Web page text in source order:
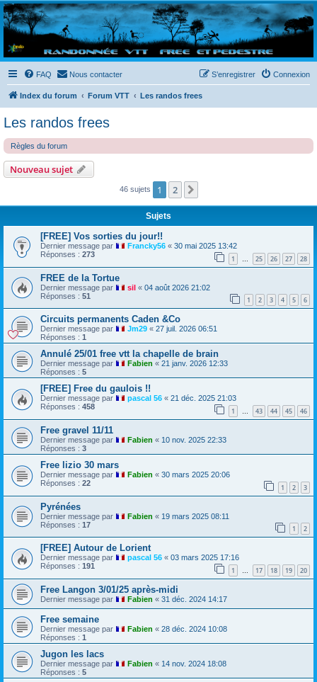
Randovttfree.fr
Bienvenue sur le site des randos vtt et pédestre de Bretagne . Bonne navigation sur le site
et bonnes randos dans l'Ouest !
FAQ Nous contacter Connexion
S’enregistrer
Index du forum Forum VTT Les randos frees
Les randos frees
Règles du forum
Nouveau sujet
46 sujets 1 2
Sujets
[FREE] Vos sorties du jour!!
Dernier message par Francky56 « 30 mai 2025 13:42
Réponses : 273 1 … 25 26 27 28
FREE de la Tortue
Dernier message par sil « 04 août 2026 21:02
Réponses : 51 1 2 3 4 5 6
Circuits permanents Caden &Co
Dernier message par Jm29 « 27 juil. 2026 06:51
Réponses : 1
Annulé 25/01 free vtt la chapelle de brain
Dernier message par Fabien « 21 janv. 2026 12:33
Réponses : 5
[FREE] Free du gaulois !!
Dernier message par pascal 56 « 21 déc. 2025 21:03
Réponses : 458 1 … 43 44 45 46
Free gravel 11/11
Dernier message par Fabien « 10 nov. 2025 22:33
Réponses : 3
Free lizio 30 mars
Dernier message par Fabien « 30 mars 2025 20:06
Réponses : 22 1 2 3
Pyrénées
Dernier message par Fabien « 19 mars 2025 08:11
Réponses : 17 1 2
[FREE] Autour de Lorient
Dernier message par pascal 56 « 03 mars 2025 17:16
Réponses : 191 1 … 17 18 19 20
Free Langon 3/01/25 après-midi
Dernier message par Fabien « 31 déc. 2024 14:17
Free semaine
Dernier message par Fabien « 28 déc. 2024 10:08
Réponses : 1
Jugon les lacs
Dernier message par Fabien « 14 nov. 2024 18:08
Réponses : 5